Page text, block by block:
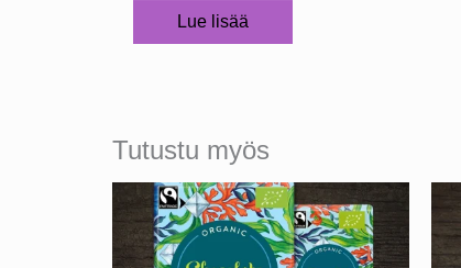
Lue lisää
Tutustu myös